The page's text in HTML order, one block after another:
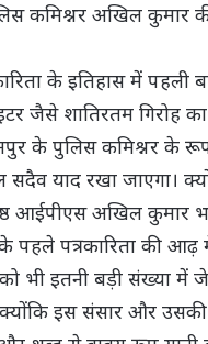
अखिल कुमार की
के इतिहास में पहली
जैसे शातिरतम गिरोह
के पुलिस कमिश्नर
याद रखा जाएगा।
आईपीएस अखिल कुमार
पत्रकारिता की
भी इतनी बड़ी संख्या में
इस संसार और